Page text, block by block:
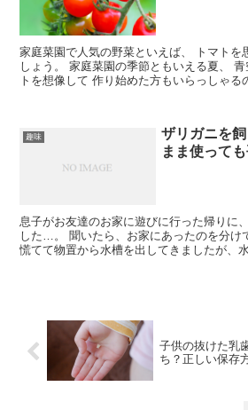
家庭菜園で人気の野菜といえば、 トマトを思い浮かべる方は多いで
しょう。 家庭菜園の季節ともいえる夏、 青空の下で赤々と実るトマ
トを想像して 作り始めた方もいらっしゃるのではないでしょうか？
趣味
ザリガニを
まま使って
息子がお友達のお家に遊びに行った帰りに
した…。 聞いたら、お家にあったのを分けてもらってきたとの事。
慌てて物置から水槽を出してきましたが、
子供の抜けた乳
ち？正しい保存